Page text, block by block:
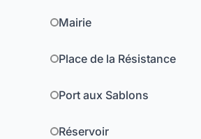
Mairie
Place de la Résistance
Port aux Sablons
Réservoir